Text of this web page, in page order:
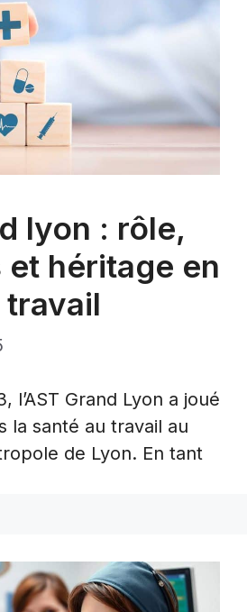
lyon : rôle,
héritage en
travail
l’AST Grand Lyon a joué
la santé au travail au
de Lyon. En tant